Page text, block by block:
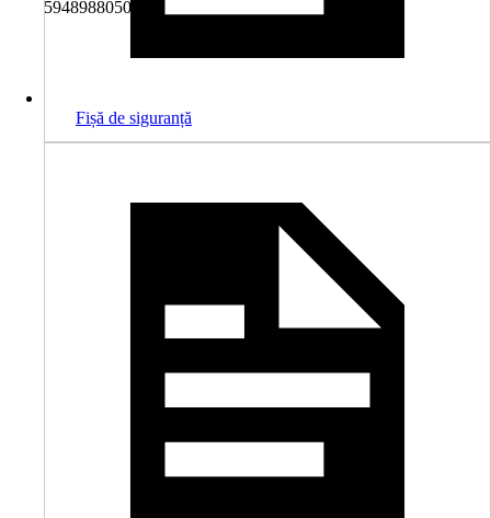
5948988050776
Fișă de siguranță